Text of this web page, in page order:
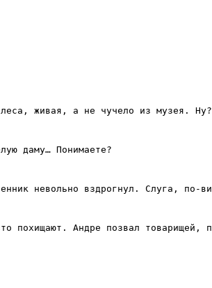
живая, а не чучело из музея. Ну?
даму… Понимаете?
невольно вздрогнул. Слуга,
похищают. Андре позвал товарищей,